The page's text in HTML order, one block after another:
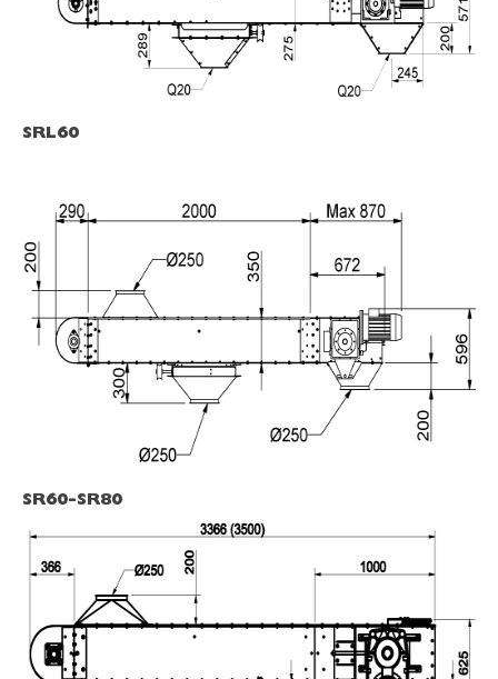
SRL60
SR60-SR80